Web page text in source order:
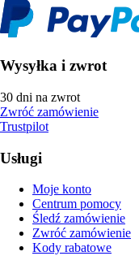
Wysyłka i zwrot
30 dni na zwrot
Zwróć zamówienie
Trustpilot
Usługi
Moje konto
Centrum pomocy
Śledź zamówienie
Zwróć zamówienie
Kody rabatowe